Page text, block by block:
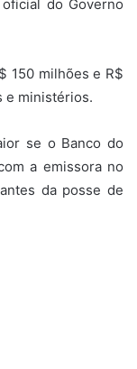
do Governo
150 milhões e R$
e ministérios.
se o Banco do
a emissora no
da posse de